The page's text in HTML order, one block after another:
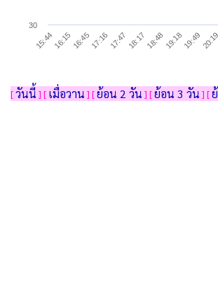
15:4416:1516:4517:1617:47 18:1718:4819:1819:4920:19
30
[วันนี้ ] [ เมื่อวาน ] [ย้อน 2 วัน ] [ย้อน 3 วัน ] [